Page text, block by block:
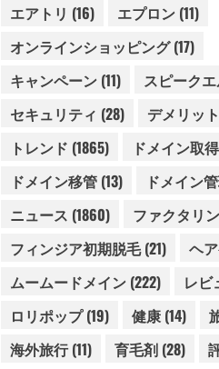
エアトリ (16) エプロン(11)
オンラインショッピング(17)
キャンペーン(11) スピーク
セキュリティ (28) デメリット
トレンド (1865) ドメイン取得
ドメイン移管(13) ドメイン
ニュース (1860) ファクタリ
フィンジア初期脱毛(21) ヘ
ムームードメイン(222) レビ
ロリポップ(19) 健康(14)
海外旅行(11) 育毛剤(28)